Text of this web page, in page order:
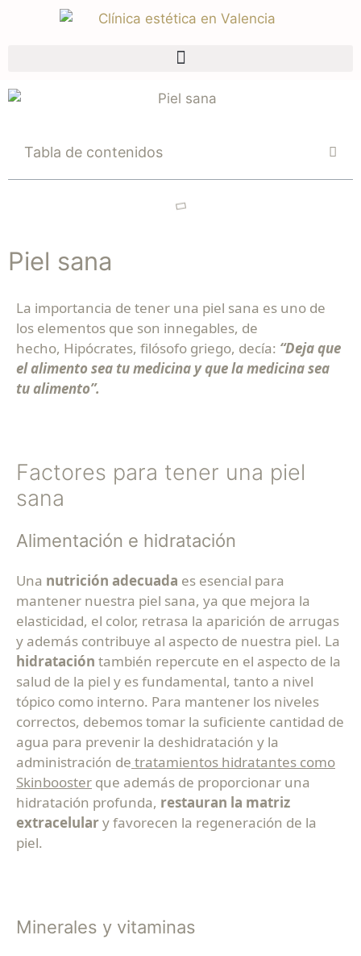
Tabla de contenidos
Piel sana
La importancia de tener una piel sana es uno de
los elementos que son innegables, de
hecho, Hipócrates, filósofo griego, decía: “Deja que
el alimento sea tu medicina y que la medicina sea
tu alimento”.
Factores para tener una piel
sana
Alimentación e hidratación
Una nutrición adecuada es esencial para
mantener nuestra piel sana, ya que mejora la
elasticidad, el color, retrasa la aparición de arrugas
y además contribuye al aspecto de nuestra piel. La
hidratación también repercute en el aspecto de la
salud de la piel y es fundamental, tanto a nivel
tópico como interno. Para mantener los niveles
correctos, debemos tomar la suficiente cantidad de
agua para prevenir la deshidratación y la
administración de tratamientos hidratantes como
Skinbooster que además de proporcionar una
hidratación profunda, restauran la matriz
extracelulary favorecen la regeneración de la
piel.
Minerales y vitaminas